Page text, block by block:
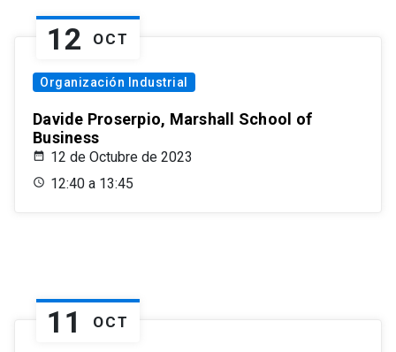
12 OCT
Organización Industrial
Davide Proserpio, Marshall School of
Business
12 de Octubre de 2023
12:40 a 13:45
11 OCT